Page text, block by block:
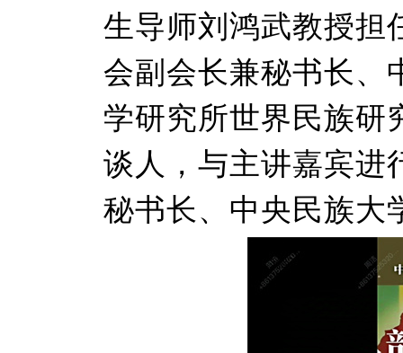
生导师刘鸿武教授担
会副会长兼秘书长、
学研究所世界民族研
谈人，与主讲嘉宾进
秘书长、中央民族大